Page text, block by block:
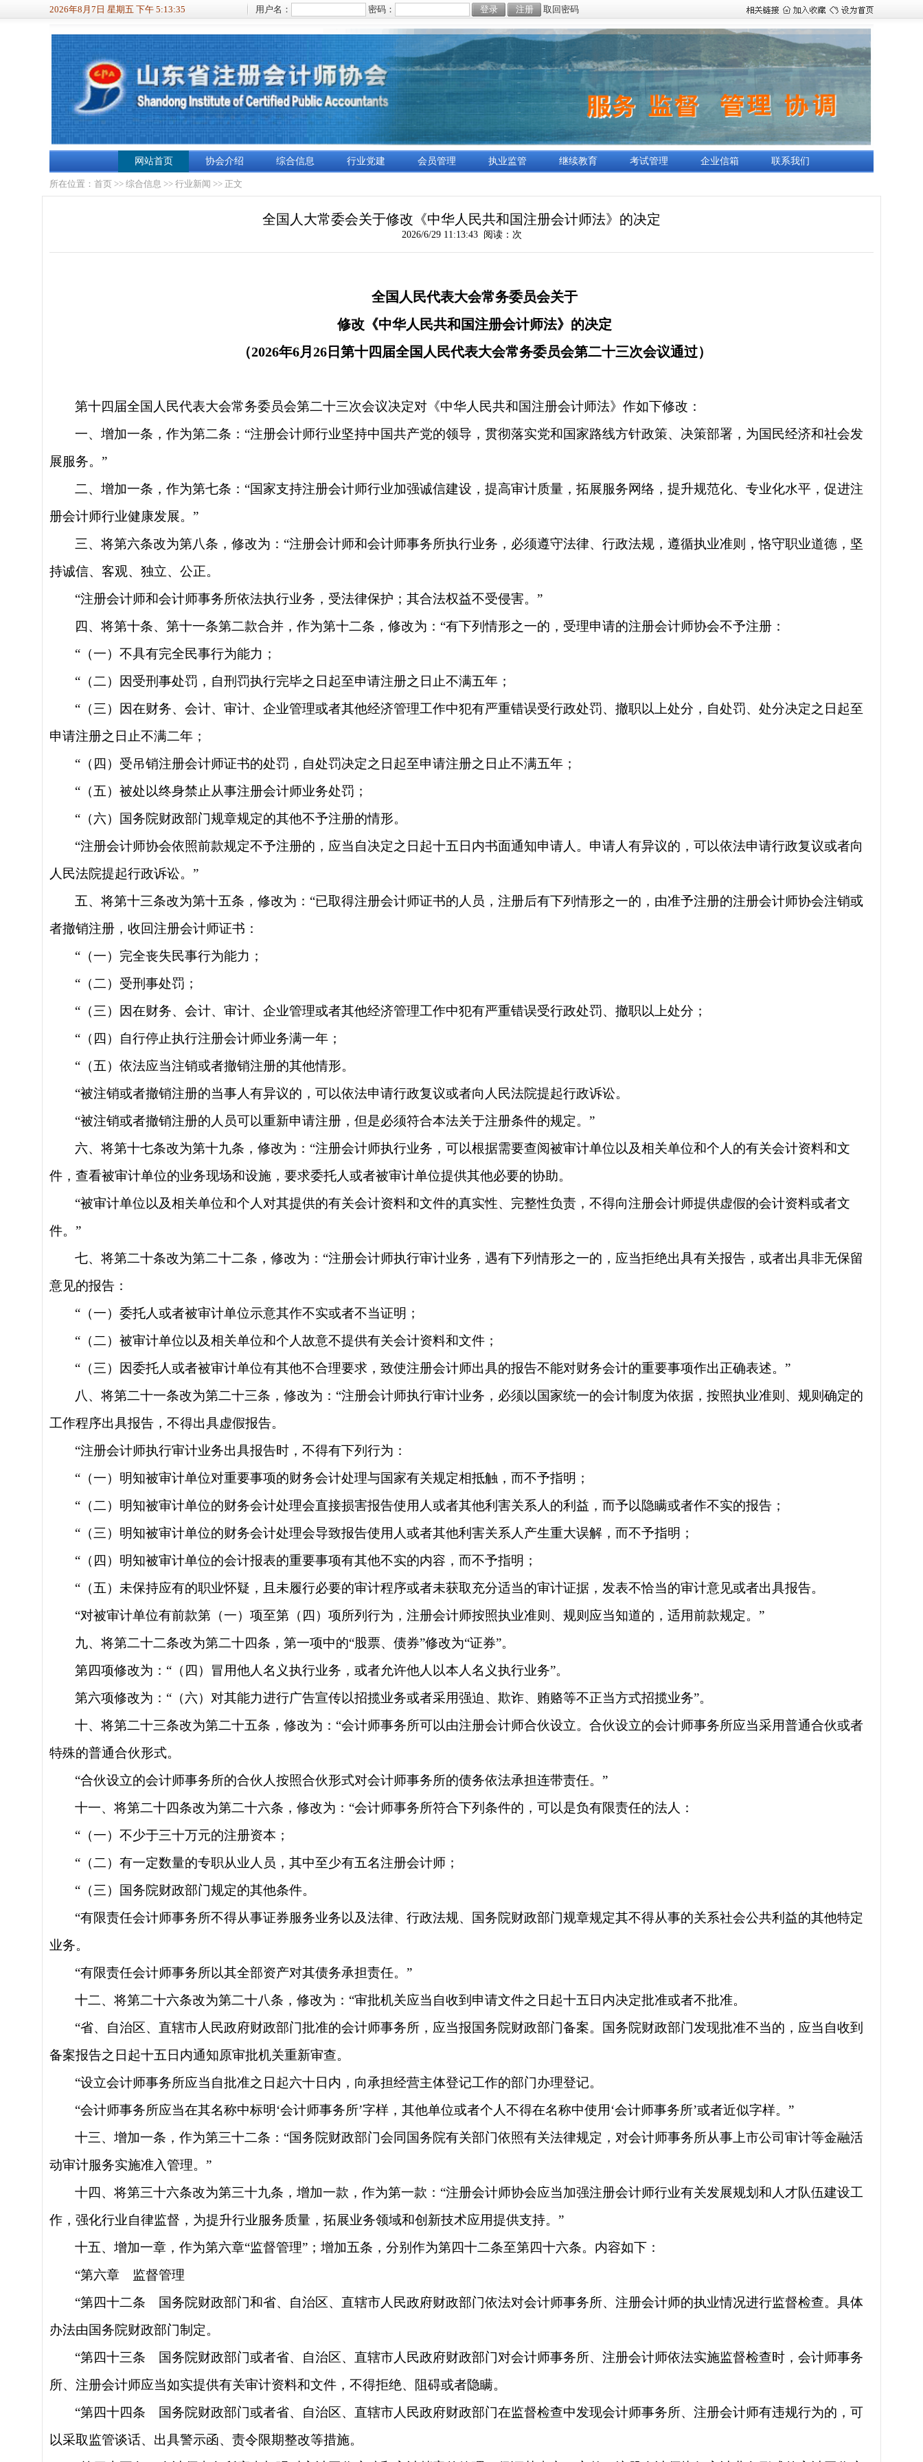
2026年8月7日 星期五 下午 5:13:36 用户名： 密码： 取回密码
网站首页 协会介绍 综合信息 行业党建 会员管理 执业监管 继续教育 考试管理 企业信箱 联系我们
所在位置： 首页 >> 综合信息 >> 行业新闻 >> 正文
全国人大常委会关于修改《中华人民共和国注册会计师法》的决定
2026/6/29 11:13:43 阅读： 次
全国人民代表大会常务委员会关于
修改《中华人民共和国注册会计师法》的决定
（2026年6月26日第十四届全国人民代表大会常务委员会第二十三次会议通过）
第十四届全国人民代表大会常务委员会第二十三次会议决定对《中华人民共和国注册会计师法》作如下修改：
一、增加一条，作为第二条： “注册会计师行业坚持中国共产党的领导，贯彻落实党和国家路线方针政策、决策部署，为国民经济和社会发
展服务。”
二、增加一条，作为第七条： “国家支持注册会计师行业加强诚信建设，提高审计质量，拓展服务网络，提升规范化、专业化水平，促进注
册会计师行业健康发展。”
三、将第六条改为第八条，修改为： “注册会计师和会计师事务所执行业务，必须遵守法律、行政法规，遵循执业准则，恪守职业道德，坚
持诚信、客观、独立、公正。
“注册会计师和会计师事务所依法执行业务，受法律保护；其合法权益不受侵害。”
四、将第十条、第十一条第二款合并，作为第十二条，修改为： “有下列情形之一的，受理申请的注册会计师协会不予注册：
“（一）不具有完全民事行为能力；
“（二）因受刑事处罚，自刑罚执行完毕之日起至申请注册之日止不满五年；
“（三）因在财务、会计、审计、企业管理或者其他经济管理工作中犯有严重错误受行政处罚、撤职以上处分，自处罚、处分决定之日起至
申请注册之日止不满二年；
“（四）受吊销注册会计师证书的处罚，自处罚决定之日起至申请注册之日止不满五年；
“（五）被处以终身禁止从事注册会计师业务处罚；
“（六）国务院财政部门规章规定的其他不予注册的情形。
“注册会计师协会依照前款规定不予注册的，应当自决定之日起十五日内书面通知申请人。申请人有异议的，可以依法申请行政复议或者向
人民法院提起行政诉讼。”
五、将第十三条改为第十五条，修改为： “已取得注册会计师证书的人员，注册后有下列情形之一的，由准予注册的注册会计师协会注销或
者撤销注册，收回注册会计师证书：
“（一）完全丧失民事行为能力；
“（二）受刑事处罚；
“（三）因在财务、会计、审计、企业管理或者其他经济管理工作中犯有严重错误受行政处罚、撤职以上处分；
“（四）自行停止执行注册会计师业务满一年；
“（五）依法应当注销或者撤销注册的其他情形。
“被注销或者撤销注册的当事人有异议的，可以依法申请行政复议或者向人民法院提起行政诉讼。
“被注销或者撤销注册的人员可以重新申请注册，但是必须符合本法关于注册条件的规定。”
六、将第十七条改为第十九条，修改为： “注册会计师执行业务，可以根据需要查阅被审计单位以及相关单位和个人的有关会计资料和文
件，查看被审计单位的业务现场和设施，要求委托人或者被审计单位提供其他必要的协助。
“被审计单位以及相关单位和个人对其提供的有关会计资料和文件的真实性、完整性负责，不得向注册会计师提供虚假的会计资料或者文
件。”
七、将第二十条改为第二十二条，修改为： “注册会计师执行审计业务，遇有下列情形之一的，应当拒绝出具有关报告，或者出具非无保留
意见的报告：
“（一）委托人或者被审计单位示意其作不实或者不当证明；
“（二）被审计单位以及相关单位和个人故意不提供有关会计资料和文件；
“（三）因委托人或者被审计单位有其他不合理要求，致使注册会计师出具的报告不能对财务会计的重要事项作出正确表述。”
八、将第二十一条改为第二十三条，修改为： “注册会计师执行审计业务，必须以国家统一的会计制度为依据，按照执业准则、规则确定的
工作程序出具报告，不得出具虚假报告。
“注册会计师执行审计业务出具报告时，不得有下列行为：
“（一）明知被审计单位对重要事项的财务会计处理与国家有关规定相抵触，而不予指明；
“（二）明知被审计单位的财务会计处理会直接损害报告使用人或者其他利害关系人的利益，而予以隐瞒或者作不实的报告；
“（三）明知被审计单位的财务会计处理会导致报告使用人或者其他利害关系人产生重大误解，而不予指明；
“（四）明知被审计单位的会计报表的重要事项有其他不实的内容，而不予指明；
“（五）未保持应有的职业怀疑，且未履行必要的审计程序或者未获取充分适当的审计证据，发表不恰当的审计意见或者出具报告。
“对被审计单位有前款第（一）项至第（四）项所列行为，注册会计师按照执业准则、规则应当知道的，适用前款规定。”
九、将第二十二条改为第二十四条，第一项中的“股票、债券”修改为“证券”。
第四项修改为： “（四）冒用他人名义执行业务，或者允许他人以本人名义执行业务”。
第六项修改为： “（六）对其能力进行广告宣传以招揽业务或者采用强迫、欺诈、贿赂等不正当方式招揽业务”。
十、将第二十三条改为第二十五条，修改为： “会计师事务所可以由注册会计师合伙设立。合伙设立的会计师事务所应当采用普通合伙或者
特殊的普通合伙形式。
“合伙设立的会计师事务所的合伙人按照合伙形式对会计师事务所的债务依法承担连带责任。”
十一、将第二十四条改为第二十六条，修改为： “会计师事务所符合下列条件的，可以是负有限责任的法人：
“（一）不少于三十万元的注册资本；
“（二）有一定数量的专职从业人员，其中至少有五名注册会计师；
“（三）国务院财政部门规定的其他条件。
“有限责任会计师事务所不得从事证券服务业务以及法律、行政法规、国务院财政部门规章规定其不得从事的关系社会公共利益的其他特定
业务。
“有限责任会计师事务所以其全部资产对其债务承担责任。”
十二、将第二十六条改为第二十八条，修改为： “审批机关应当自收到申请文件之日起十五日内决定批准或者不批准。
“省、自治区、直辖市人民政府财政部门批准的会计师事务所，应当报国务院财政部门备案。国务院财政部门发现批准不当的，应当自收到
备案报告之日起十五日内通知原审批机关重新审查。
“设立会计师事务所应当自批准之日起六十日内，向承担经营主体登记工作的部门办理登记。
“会计师事务所应当在其名称中标明‘会计师事务所’字样，其他单位或者个人不得在名称中使用‘会计师事务所’或者近似字样。”
十三、增加一条，作为第三十二条： “国务院财政部门会同国务院有关部门依照有关法律规定，对会计师事务所从事上市公司审计等金融活
动审计服务实施准入管理。”
十四、将第三十六条改为第三十九条，增加一款，作为第一款： “注册会计师协会应当加强注册会计师行业有关发展规划和人才队伍建设工
作，强化行业自律监督，为提升行业服务质量，拓展业务领域和创新技术应用提供支持。”
十五、增加一章，作为第六章“监督管理”；增加五条，分别作为第四十二条至第四十六条。内容如下：
“第六章 监督管理
“第四十二条 国务院财政部门和省、自治区、直辖市人民政府财政部门依法对会计师事务所、注册会计师的执业情况进行监督检查。具体
办法由国务院财政部门制定。
“第四十三条 国务院财政部门或者省、自治区、直辖市人民政府财政部门对会计师事务所、注册会计师依法实施监督检查时，会计师事务
所、注册会计师应当如实提供有关审计资料和文件，不得拒绝、阻碍或者隐瞒。
“第四十四条 国务院财政部门或者省、自治区、直辖市人民政府财政部门在监督检查中发现会计师事务所、注册会计师有违规行为的，可
以采取监管谈话、出具警示函、责令限期整改等措施。